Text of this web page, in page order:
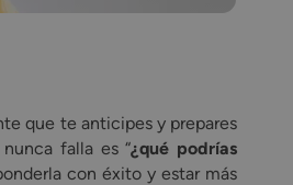
que te anticipes y prepares
falla es “¿qué podrías
con éxito y estar más